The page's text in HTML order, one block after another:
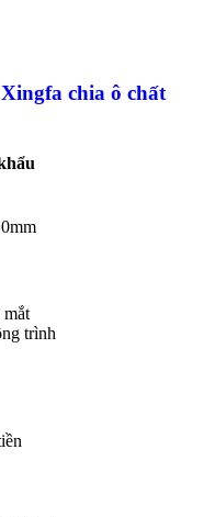
chia ô chất
mắt
trình